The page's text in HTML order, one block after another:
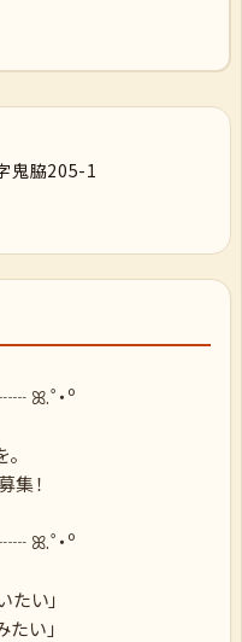
鬼脇205-1
ꕤ.˚‧º
集！
ꕤ.˚‧º
たい」
い」